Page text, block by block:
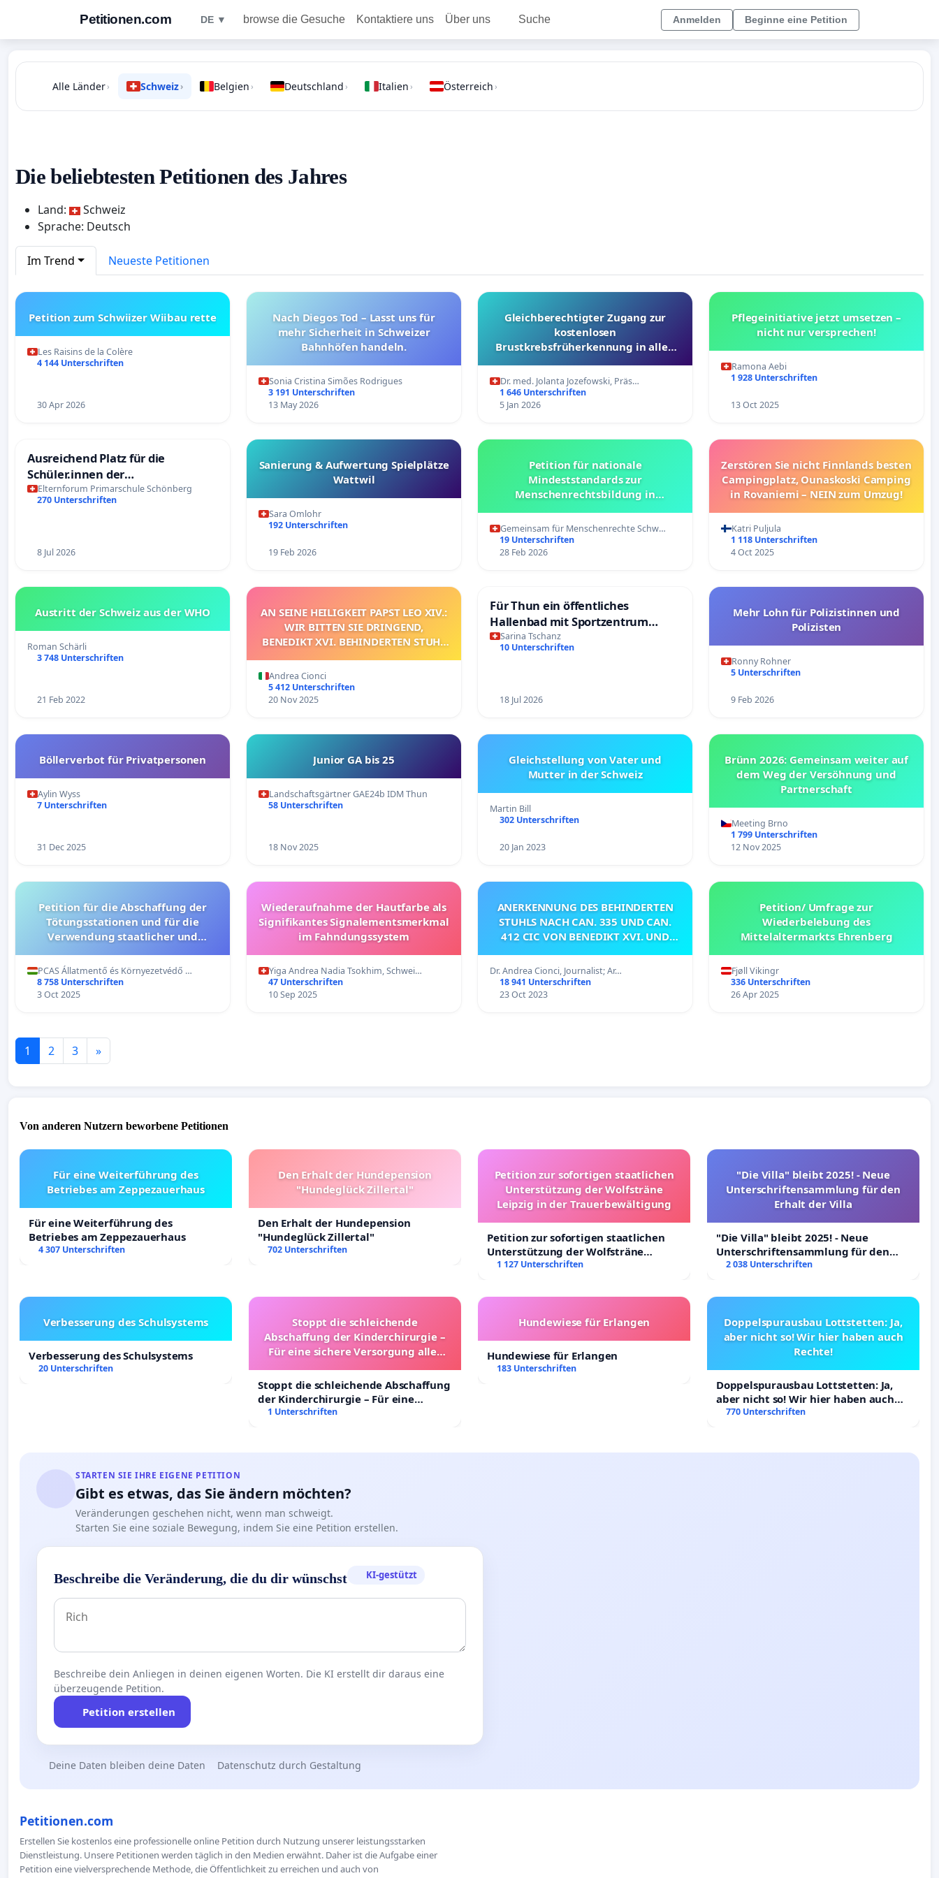
Petitionen.com DE ▼ browse die Gesuche Kontaktiere uns Über uns Suche Anmelden Beginne eine Petition
Alle Länder› Schweiz› Belgien › Deutschland › Italien › Österreich ›
Die beliebtesten Petitionen des Jahres
Land:
Schweiz
Sprache: Deutsch
Im Trend Neueste Petitionen
Petition zum Schwiizer Wiibau rette
Les Raisins de la Colère
4 144 Unterschriften
30 Apr 2026
Nach Diegos Tod – Lasst uns für
mehr Sicherheit in Schweizer
Bahnhöfen handeln.
Sonia Cristina Simões Rodrigues
3 191 Unterschriften
13 May 2026
Gleichberechtigter Zugang zur
kostenlosen
Brustkrebsfrüherkennung in allen
Dr. med. Jolanta Jozefowski, Präs…
1 646 Unterschriften
5 Jan 2026
Pflegeinitiative jetzt umsetzen –
nicht nur versprechen!
Ramona Aebi
1 928 Unterschriften
13 Oct 2025
Ausreichend Platz für die
Schüler.innen der
Schönbergschule
Elternforum Primarschule Schönberg
270 Unterschriften
8 Jul 2026
Sanierung & Aufwertung Spielplätze
Wattwil
Sara Omlohr
192 Unterschriften
19 Feb 2026
Petition für nationale
Mindeststandards zur
Menschenrechtsbildung in
Berufen
Gemeinsam für Menschenrechte Schw…
19 Unterschriften
28 Feb 2026
Zerstören Sie nicht Finnlands besten
Campingplatz, Ounaskoski Camping
in Rovaniemi – NEIN zum Umzug!
Katri Puljula
1 118 Unterschriften
4 Oct 2025
Austritt der Schweiz aus der WHO
Roman Schärli
3 748 Unterschriften
21 Feb 2022
AN SEINE HEILIGKEIT PAPST LEO XIV.:
WIR BITTEN SIE DRINGEND,
BENEDIKT XVI. BEHINDERTEN STUHL
ENTSPRECHENDE VERFAHREN
EINZULEITEN.
Andrea Cionci
5 412 Unterschriften
20 Nov 2025
Für Thun ein öffentliches
Hallenbad mit Sportzentrum
schaffen
Sarina Tschanz
10 Unterschriften
18 Jul 2026
Mehr Lohn für Polizistinnen und
Polizisten
Ronny Rohner
5 Unterschriften
9 Feb 2026
Böllerverbot für Privatpersonen
Aylin Wyss
7 Unterschriften
31 Dec 2025
Junior GA bis 25
Landschaftsgärtner GAE24b IDM Thun
58 Unterschriften
18 Nov 2025
Gleichstellung von Vater und
Mutter in der Schweiz
Martin Bill
302 Unterschriften
20 Jan 2023
Brünn 2026: Gemeinsam weiter auf
dem Weg der Versöhnung und
Partnerschaft
Meeting Brno
1 799 Unterschriften
12 Nov 2025
Petition für die Abschaffung der
Tötungsstationen und für die
Verwendung staatlicher und
PCAS Állatmentő és Környezetvédő …
8 758 Unterschriften
3 Oct 2025
Wiederaufnahme der Hautfarbe als
Signifikantes Signalementsmerkmal
im Fahndungssystem
Yiga Andrea Nadia Tsokhim, Schwei…
47 Unterschriften
10 Sep 2025
ANERKENNUNG DES BEHINDERTEN
STUHLS NACH CAN. 335 UND CAN.
412 CIC VON BENEDIKT XVI. UND
Dr. Andrea Cionci, Journalist; Ar…
18 941 Unterschriften
23 Oct 2023
Petition/ Umfrage zur
Wiederbelebung des
Mittelaltermarkts Ehrenberg
Fjøll Vikingr
336 Unterschriften
26 Apr 2025
1 2 3 »
Von anderen Nutzern beworbene Petitionen
Für eine Weiterführung des
Betriebes am Zeppezauerhaus
Für eine Weiterführung des
Betriebes am Zeppezauerhaus
4 307 Unterschriften
Den Erhalt der Hundepension
"Hundeglück Zillertal"
Den Erhalt der Hundepension
"Hundeglück Zillertal"
702 Unterschriften
Petition zur sofortigen staatlichen
Unterstützung der Wolfsträne
Leipzig in der Trauerbewältigung
Petition zur sofortigen staatlichen
Unterstützung der Wolfsträne
Leipzig in der Trauerbewältigung
1 127 Unterschriften
"Die Villa" bleibt 2025! - Neue
Unterschriftensammlung für den
Erhalt der Villa
"Die Villa" bleibt 2025! - Neue
Unterschriftensammlung für den
Erhalt der Villa
2 038 Unterschriften
Verbesserung des Schulsystems
Verbesserung des Schulsystems
20 Unterschriften
Stoppt die schleichende
Abschaffung der Kinderchirurgie –
Für eine sichere Versorgung aller
Stoppt die schleichende Abschaffung
der Kinderchirurgie – Für eine
sichere Versorgung aller Kinder in
1 Unterschriften
Hundewiese für Erlangen
Hundewiese für Erlangen
183 Unterschriften
Doppelspurausbau Lottstetten: Ja,
aber nicht so! Wir hier haben auch
Rechte!
Doppelspurausbau Lottstetten: Ja,
aber nicht so! Wir hier haben auch
Rechte!
770 Unterschriften
STARTEN SIE IHRE EIGENE PETITION
Gibt es etwas, das Sie ändern möchten?
Veränderungen geschehen nicht, wenn man schweigt.
Starten Sie eine soziale Bewegung, indem Sie eine Petition erstellen.
Beschreibe die Veränderung, die du dir wünschst KI-gestützt
Beschreibe dein Anliegen in deinen eigenen Worten. Die KI erstellt dir daraus eine
überzeugende Petition.
Petition erstellen
Deine Daten bleiben deine Daten Datenschutz durch Gestaltung
Petitionen.com
Erstellen Sie kostenlos eine professionelle online Petition durch Nutzung unserer leistungsstarken
Dienstleistung. Unsere Petitionen werden täglich in den Medien erwähnt. Daher ist die Aufgabe einer
Petition eine vielversprechende Methode, die Öffentlichkeit zu erreichen und auch von